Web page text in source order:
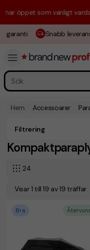
som vanligt vardagar
Snabb leverans
Hem Accessoarer
Filtrering
Visar 1 till 19 av 19 träffar
24
Bra